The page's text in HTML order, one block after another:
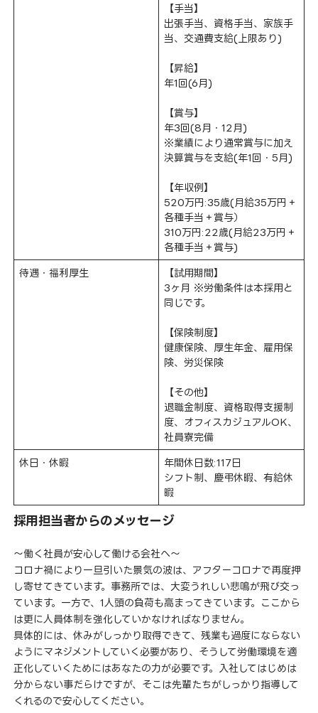
【手当】
出張手当、資格手当、家族手
当、交通費支給(上限あり)
【昇給】
年1回(6月)
【賞与】
年3回(8月・12月)
※業績により通常賞与に加え
決算賞与を支給(年1回・5月)
【年収例】
520万円:35歳(月給35万円＋
各種手当＋賞与）
310万円:22歳(月給23万円＋
各種手当＋賞与)
待遇・福利厚生
【試用期間】
3ヶ月 ※労働条件は本採用と
同じです。
【保険制度】
健康保険、厚生年金、雇用保
険、労災保険
【その他】
退職金制度、資格取得支援制
度、オフィスカジュアルOK、
社員寮完備
休日・休暇
年間休日数:117日
シフト制、慶弔休暇、有給休
暇
採用担当者からのメッセージ
～働く社員が安心して働ける会社へ～
コロナ禍により一旦引いた景気の波は、アフターコロナで再度押
し寄せてきています。事務所では、大変うれしい悲鳴が飛び交っ
ています。一方で、1人頭の負荷も高まってきています。ここから
は更に人員体制を強化していかなければなりません。
具体的には、休みがしっかり取得できて、残業も過度にならない
ようにマネジメントしていく必要があり、そうして労働環境を適
正化していくためにはあなたの力が必要です。入社してはじめは
分からない事だらけですが、そこは先輩たちがしっかり指導して
くれるので安心してください。